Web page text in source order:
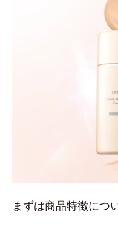
まずは商品特徴につ